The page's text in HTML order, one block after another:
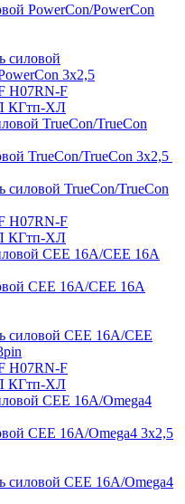
PowerCon/PowerCon
силовой
3х2,5
H07RN-F
КГтп-ХЛ
TrueCon/TrueCon 3х2,5
силовой TrueCon/TrueCon
H07RN-F
КГтп-ХЛ
CEE 16A/CEE 16A
силовой CEE 16A/CEE
H07RN-F
КГтп-ХЛ
CEE 16A/Omega4 3х2,5
силовой CEE 16A/Omega4